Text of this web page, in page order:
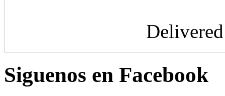
Siguenos en Facebook